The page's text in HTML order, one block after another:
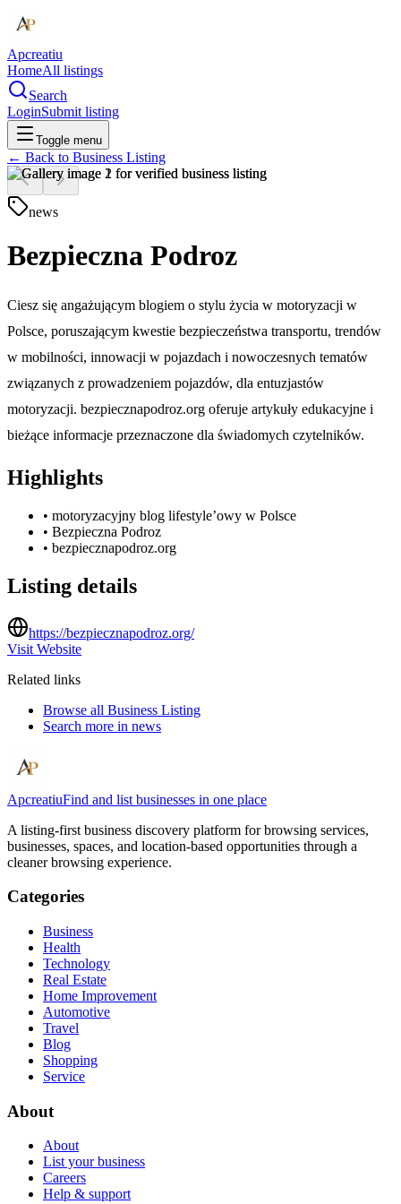
Apcreatiu
HomeAll listings
Search
LoginSubmit listing
Toggle menu
← Back to Business Listing
news
Bezpieczna Podroz
Ciesz się angażującym blogiem o stylu życia w motoryzacji w
Polsce, poruszającym kwestie bezpieczeństwa transportu, trendów
w mobilności, innowacji w pojazdach i nowoczesnych tematów
związanych z prowadzeniem pojazdów, dla entuzjastów
motoryzacji. bezpiecznapodroz.org oferuje artykuły edukacyjne i
bieżące informacje przeznaczone dla świadomych czytelników.
Highlights
• motoryzacyjny blog lifestyle’owy w Polsce
• Bezpieczna Podroz
• bezpiecznapodroz.org
Listing details
https://bezpiecznapodroz.org/
Visit Website
Related links
Browse all Business Listing
Search more in news
ApcreatiuFind and list businesses in one place
A listing-first business discovery platform for browsing services,
businesses, spaces, and location-based opportunities through a
cleaner browsing experience.
Categories
Business
Health
Technology
Real Estate
Home Improvement
Automotive
Travel
Blog
Shopping
Service
About
About
List your business
Careers
Help & support